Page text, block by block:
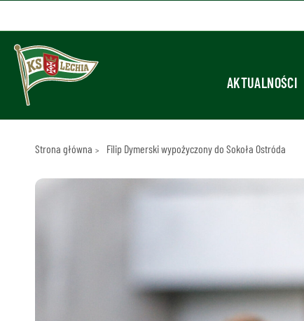
AKTUALNOŚCI
Strona główna Filip Dymerski wypożyczony do Sokoła Ostróda